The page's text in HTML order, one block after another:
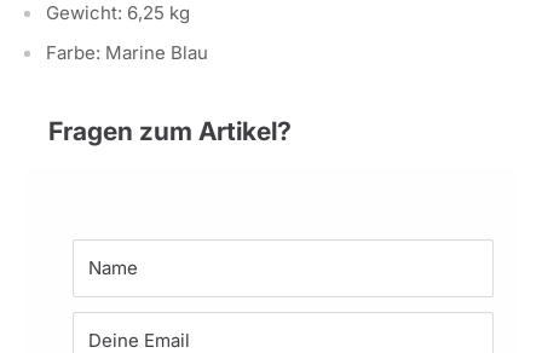
Gewicht: 6,25 kg
Farbe: Marine Blau
Fragen zum Artikel?
Name
Deine Email